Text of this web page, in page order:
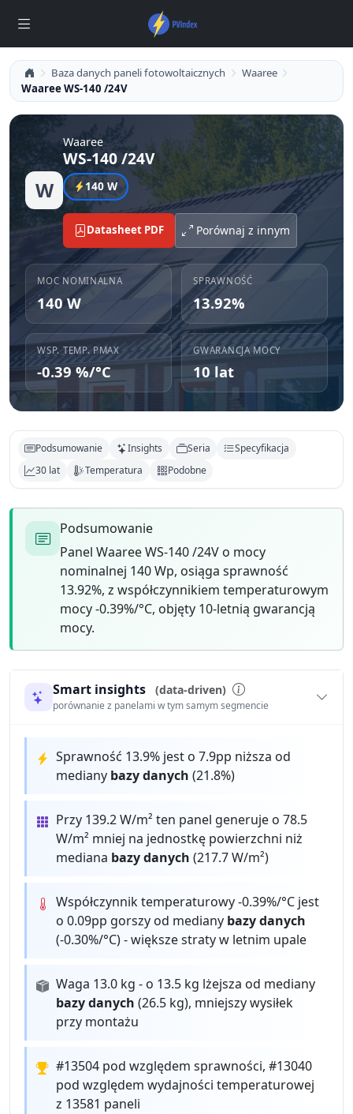
Baza danych paneli fotowoltaicznych
Waaree
Waaree WS-140 /24V
W
Waaree
WS-140 /24V
140 W
Datasheet PDF Porównaj z innym
MOC NOMINALNA
140 W
SPRAWNOŚĆ
13.92%
WSP. TEMP. PMAX
-0.39 %/°C
GWARANCJA MOCY
10 lat
Podsumowanie Insights Seria
Specyfikacja
30 lat
Temperatura Podobne
Podsumowanie
Panel Waaree WS-140 /24V o mocy
nominalnej 140 Wp, osiąga sprawność
13.92%, z współczynnikiem temperaturowym
mocy -0.39%/°C, objęty 10-letnią gwarancją
mocy.
Smart insights (data-driven)
porównanie z panelami w tym samym segmencie
Sprawność 13.9% jest o 7.9pp niższa od
mediany bazy danych (21.8%)
Przy 139.2 W/m² ten panel generuje o 78.5
W/m² mniej na jednostkę powierzchni niż
mediana bazy danych (217.7 W/m²)
Współczynnik temperaturowy -0.39%/°C jest
o 0.09pp gorszy od mediany bazy danych
(-0.30%/°C) - większe straty w letnim upale
Waga 13.0 kg - o 13.5 kg lżejsza od mediany
bazy danych (26.5 kg), mniejszy wysiłek
przy montażu
#13504 pod względem sprawności, #13040
pod względem wydajności temperaturowej
z 13581 paneli